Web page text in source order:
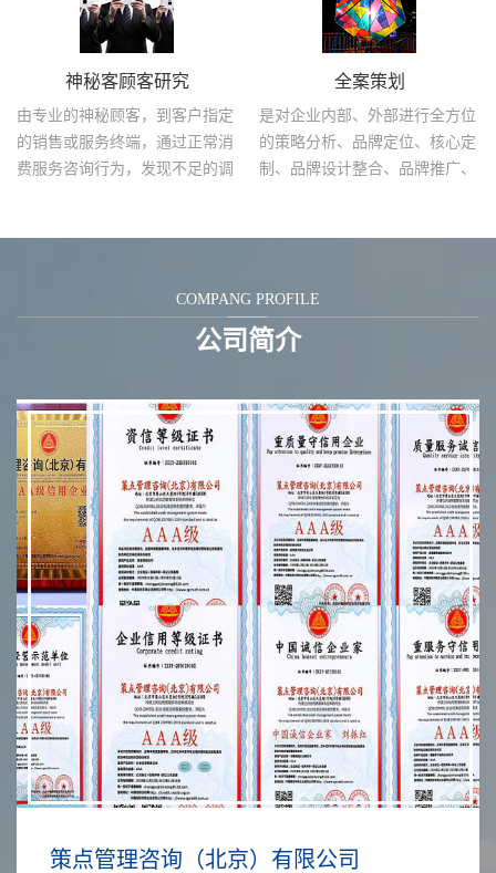
神秘客顾客研究
由专业的神秘顾客，到客户指定
的销售或服务终端，通过正常消
费服务咨询行为，发现不足的调
全案策划
是对企业内部、外部进行全方位
的策略分析、品牌定位、核心定
制、品牌设计整合、品牌推广、
COMPANG PROFILE
公司简介
策点管理咨询（北京）有限公司